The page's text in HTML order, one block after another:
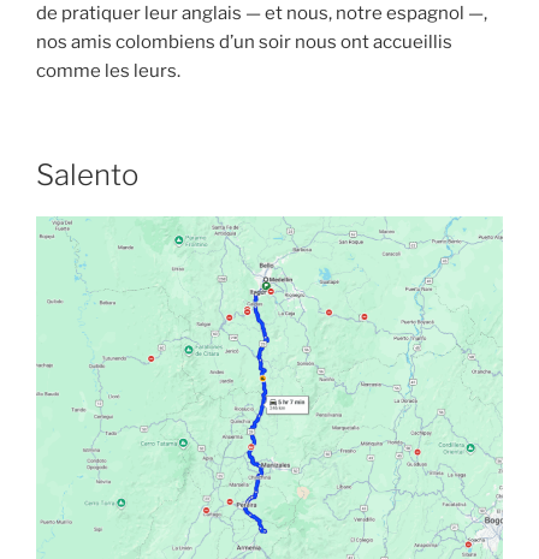
de pratiquer leur anglais — et nous, notre espagnol —,
nos amis colombiens d’un soir nous ont accueillis
comme les leurs.
Salento